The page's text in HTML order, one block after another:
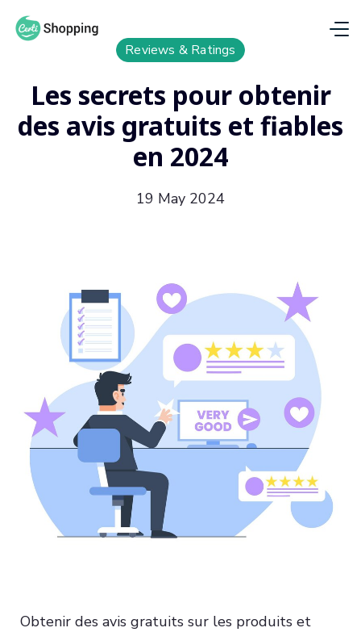
Reviews & Ratings
Les secrets pour obtenir
des avis gratuits et fiables
en 2024
19 May 2024
Obtenir des avis gratuits sur les produits et